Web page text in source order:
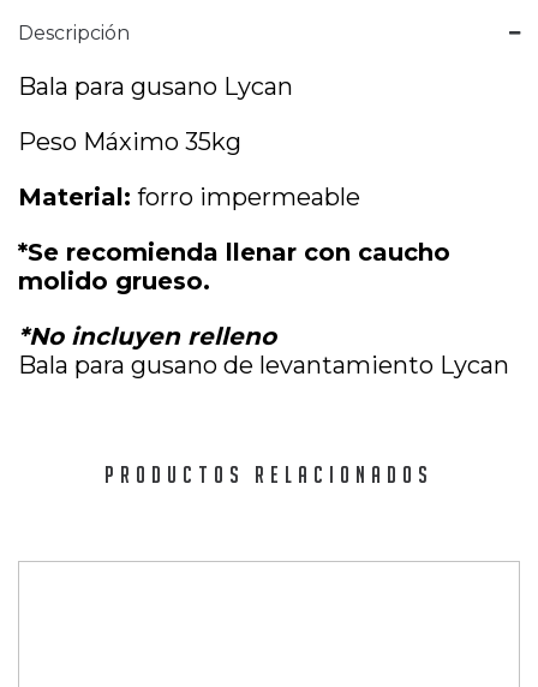
Descripción
Bala para gusano Lycan
Peso Máximo 35kg
Material: forro impermeable
*Se recomienda llenar con caucho
molido grueso.
*No incluyen relleno
Bala para gusano de levantamiento Lycan
PRODUCTOS RELACIONADOS